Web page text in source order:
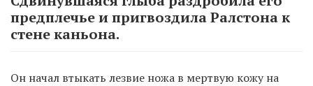
предплечье и пригвоздила Ралстона к
стене каньона.
Он начал втыкать лезвие ножа в мертвую кожу на